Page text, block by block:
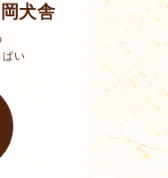
犬舎
ぱい